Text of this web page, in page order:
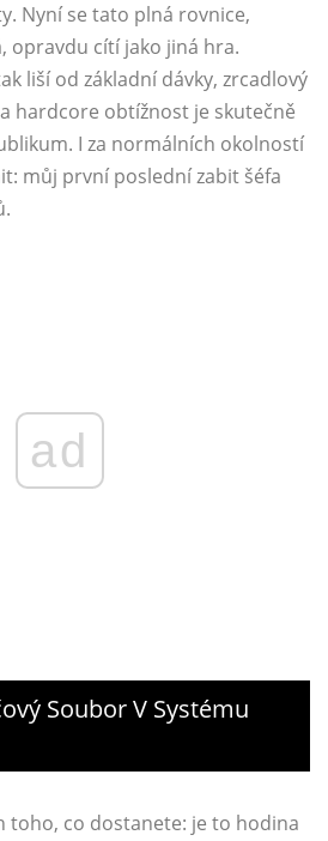
Nyní se tato plná rovnice,
opravdu cítí jako jiná hra.
liší od základní dávky, zrcadlový
hardcore obtížnost je skutečně
I za normálních okolností
můj první poslední zabit šéfa
ad
Soubor V Systému
toho, co dostanete: je to hodina